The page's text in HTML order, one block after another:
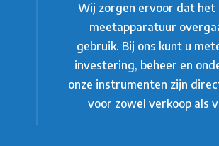
Wij zorgen ervoor dat het
meetapparatuur
gebruik. Bij ons kunt u
investering, beheer en
onze instrumenten zijn
voor zowel verkoop als